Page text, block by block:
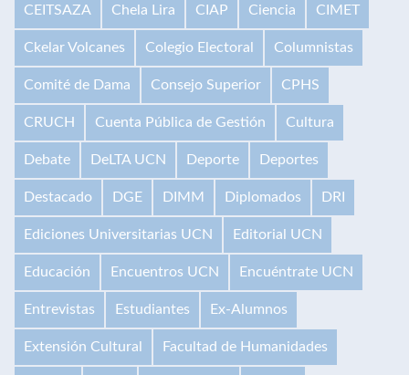
CEITSAZA Chela Lira CIAP Ciencia CIMET
Ckelar Volcanes Colegio Electoral Columnistas
Comité de Dama Consejo Superior CPHS
CRUCH Cuenta Pública de Gestión Cultura
Debate DeLTA UCN Deporte Deportes
Destacado DGE DIMM Diplomados DRI
Ediciones Universitarias UCN Editorial UCN
Educación Encuentros UCN Encuéntrate UCN
Entrevistas Estudiantes Ex-Alumnos
Extensión Cultural Facultad de Humanidades